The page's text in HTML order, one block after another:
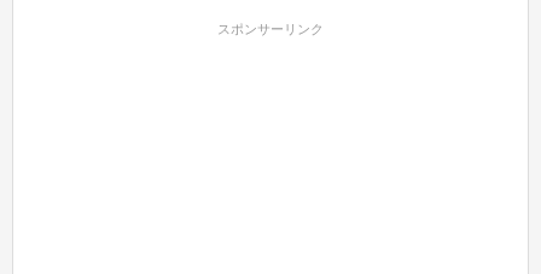
スポンサーリンク